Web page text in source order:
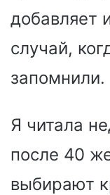
добавляет
случай,
запомнили.
Я читала
после 40
выбирают